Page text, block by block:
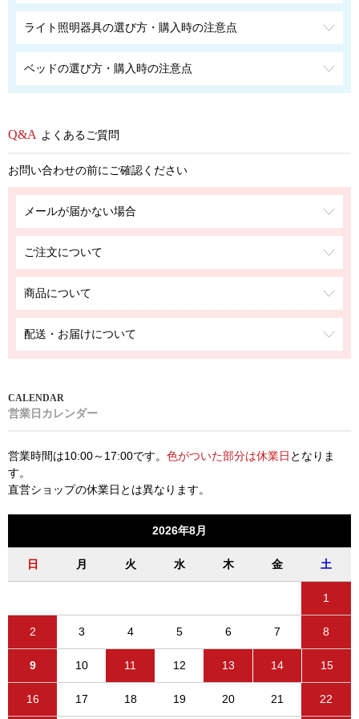
ライト照明器具の選び方・購入時の注意点
ベッドの選び方・購入時の注意点
よくあるご質問
お問い合わせの前にご確認ください
メールが届かない場合
ご注文について
商品について
配送・お届けについて
営業日カレンダー
営業時間は10:00～17:00です。 色がついた部分は休業日 となりま
す。
直営ショップの休業日とは異なります。
2026年8月
日 月 火 水 木 金 土
1
2 3 4 5 6 7 8
9 10 11 12 13 14 15
16 17 18 19 20 21 22